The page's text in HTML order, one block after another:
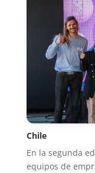
Chile
En la segunda
equipos de